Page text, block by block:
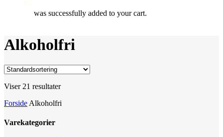
was successfully added to your cart.
Alkoholfri
Viser 21 resultater
Forside Alkoholfri
Varekategorier